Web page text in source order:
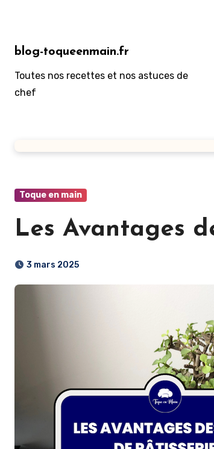
principal
blog-toqueenmain.fr
Toutes nos recettes et nos astuces de
chef
Toque en main
Les Avantages
3 mars 2025